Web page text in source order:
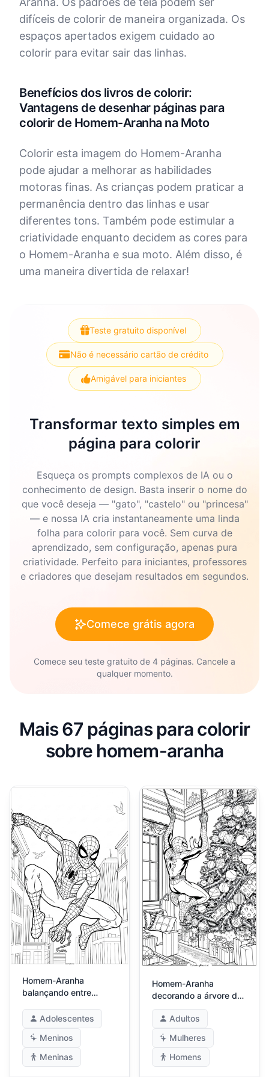
difíceis de colorir de maneira organizada. Os
espaços apertados exigem cuidado ao
colorir para evitar sair das linhas.
Benefícios dos livros de colorir:
Vantagens de desenhar páginas para
colorir de Homem-Aranha na Moto
Colorir esta imagem do Homem-Aranha
pode ajudar a melhorar as habilidades
motoras finas. As crianças podem praticar a
permanência dentro das linhas e usar
diferentes tons. Também pode estimular a
criatividade enquanto decidem as cores para
o Homem-Aranha e sua moto. Além disso, é
uma maneira divertida de relaxar!
Teste gratuito disponível
Não é necessário cartão de crédito
Amigável para iniciantes
Transformar texto simples em
página para colorir
Esqueça os prompts complexos de IA ou o
conhecimento de design. Basta inserir o nome do
que você deseja — "gato", "castelo" ou "princesa"
— e nossa IA cria instantaneamente uma linda
folha para colorir para você. Sem curva de
aprendizado, sem configuração, apenas pura
criatividade. Perfeito para iniciantes, professores
e criadores que desejam resultados em segundos.
Comece grátis agora
Comece seu teste gratuito de 4 páginas. Cancele a
qualquer momento.
Mais 67 páginas para colorir
sobre homem-aranha
Homem-Aranha
balançando entre
Adolescentes
Meninos
Meninas
Homem-Aranha
decorando a árvore de
Natal
Adultos
Mulheres
Homens